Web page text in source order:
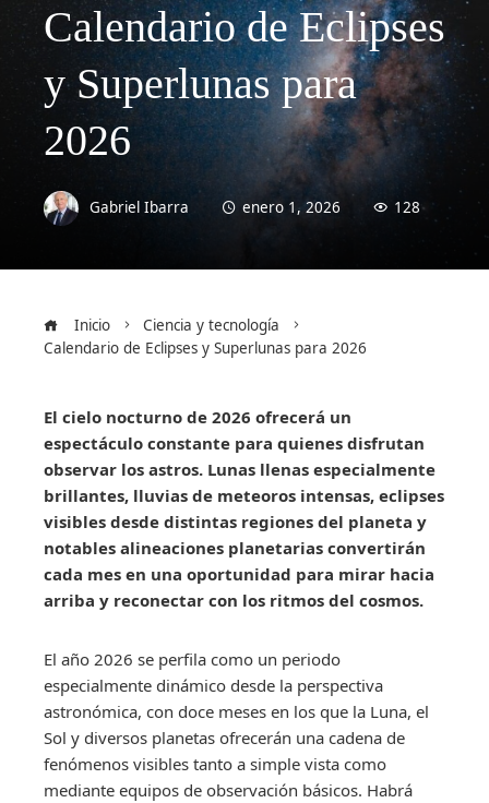
Calendario de Eclipses
y Superlunas para
2026
Gabriel Ibarra enero 1, 2026 128
Inicio
Ciencia y tecnología
Calendario de Eclipses y Superlunas para 2026
El cielo nocturno de 2026 ofrecerá un
espectáculo constante para quienes disfrutan
observar los astros. Lunas llenas especialmente
brillantes, lluvias de meteoros intensas, eclipses
visibles desde distintas regiones del planeta y
notables alineaciones planetarias convertirán
cada mes en una oportunidad para mirar hacia
arriba y reconectar con los ritmos del cosmos.
El año 2026 se perfila como un periodo
especialmente dinámico desde la perspectiva
astronómica, con doce meses en los que la Luna, el
Sol y diversos planetas ofrecerán una cadena de
fenómenos visibles tanto a simple vista como
mediante equipos de observación básicos. Habrá